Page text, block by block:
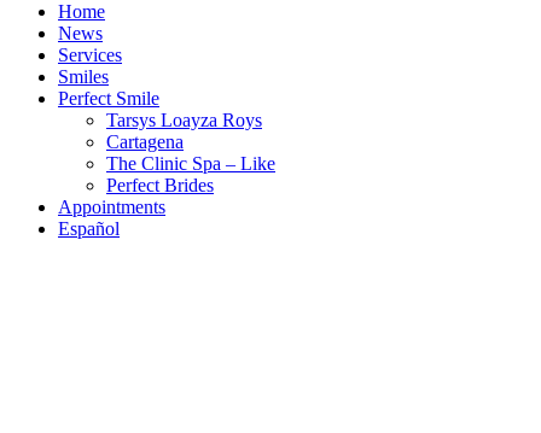
Home
News
Services
Smiles
Perfect Smile
Tarsys Loayza Roys
Cartagena
The Clinic Spa – Like
Perfect Brides
Appointments
Español